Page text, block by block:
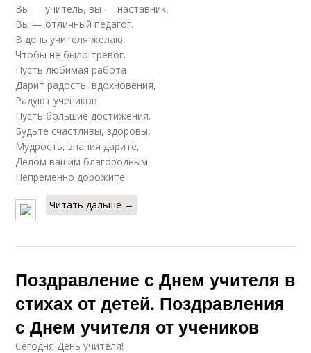
Вы — учитель, вы — наставник,
Вы — отличный педагог.
В день учителя желаю,
Чтобы не было тревог.
Пусть любимая работа
Дарит радость, вдохновения,
Радуют учеников
Пусть большие достижения.
Будьте счастливы, здоровы,
Мудрость, знания дарите,
Делом вашим благородным
Непременно дорожите.
Читать дальше →
Поздравление с Днем учителя в
стихах от детей. Поздравления
с Днем учителя от учеников
Сегодня День учителя!